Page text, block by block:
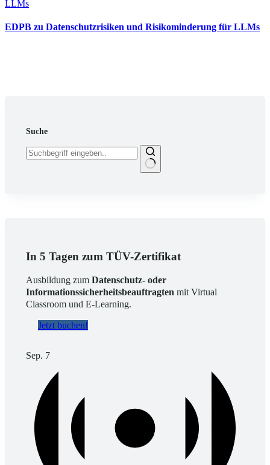
EDPB zu Datenschutzrisiken und Risikominderung für LLMs
Suche
In 5 Tagen zum TÜV-Zertifikat
Ausbildung zum Datenschutz- oder
Informationssicherheitsbeauftragten mit Virtual
Classroom und E-Learning.
Jetzt buchen!
Sep. 7